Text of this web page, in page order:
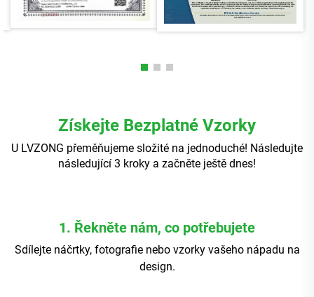
Získejte Bezplatné Vzorky
U LVZONG přeměňujeme složité na jednoduché! Následujte
následující 3 kroky a začněte ještě dnes!
1. Řekněte nám, co potřebujete
Sdílejte náčrtky, fotografie nebo vzorky vašeho nápadu na
design.